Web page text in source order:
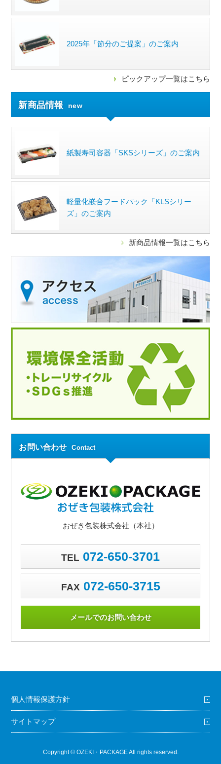
2025年「節分のご提案」のご案内
ピックアップ一覧はこちら
新商品情報 new
紙製寿司容器「SKSシリーズ」のご案内
軽量化嵌合フードパック「KLSシリー
ズ」のご案内
新商品情報一覧はこちら
お問い合わせ Contact
おぜき包装株式会社（本社）
TEL 072-650-3701
FAX 072-650-3715
メールでのお問い合わせ
個人情報保護方針
サイトマップ
Copyright © OZEKI・PACKAGE All rights reserved.